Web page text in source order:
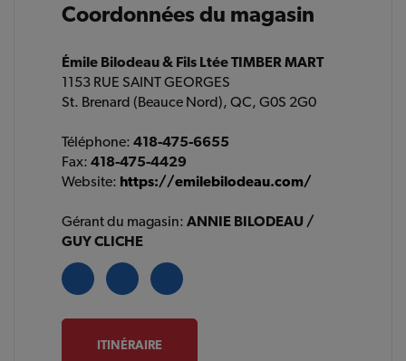
Coordonnées du magasin
Émile Bilodeau & Fils Ltée TIMBER MART
1153 RUE SAINT GEORGES
St. Brenard (Beauce Nord), QC, G0S 2G0
Téléphone:418-475-6655
Fax:418-475-4429
Website: https://emilebilodeau.com/
Gérant du magasin:ANNIE BILODEAU /
GUY CLICHE
ITINÉRAIRE